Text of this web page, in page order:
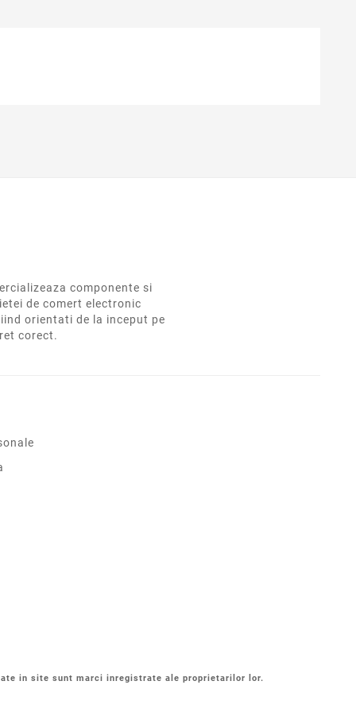
componente si
de comert electronic
orientati de la inceput pe
corect.
in site sunt marci inregistrate ale proprietarilor lor.